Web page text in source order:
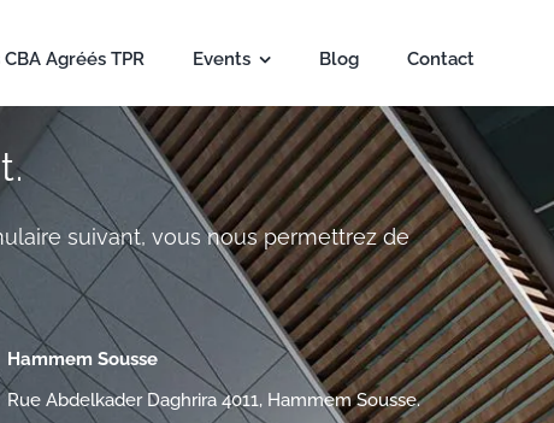
Agréés TPR Events Blog Contact
suivant, vous nous permettrez de
Hammem Sousse
Rue Abdelkader Daghrira 4011, Hammem Sousse.